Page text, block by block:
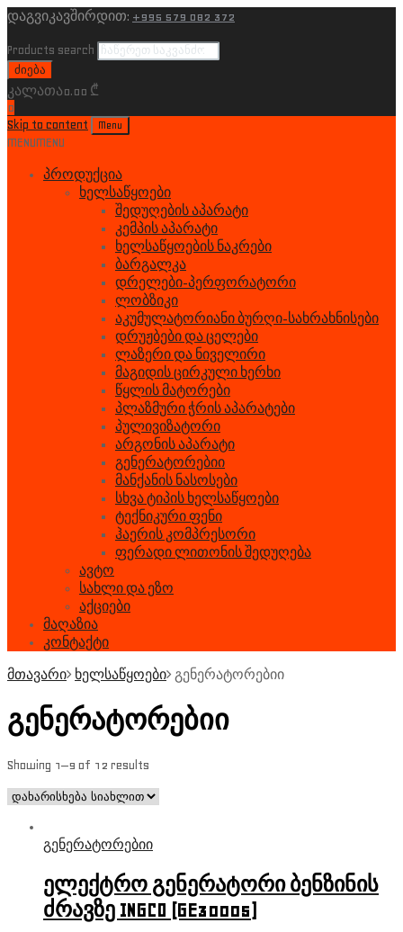
დაგვიკავშირდით: +995 579 082 372
Products search
ძიება
კალათა0.00 ₾
0
Skip to content
Menu
MENUMENU
პროდუქცია
ხელსაწყოები
შედუღების აპარატი
კემპის აპარატი
ხელსაწყოების ნაკრები
ბარგალკა
დრელები-პერფორატორი
ლობზიკი
აკუმულატორიანი ბურღი-სახრახნისები
დრუჟბები და ცელები
ლაზერი და ნიველირი
მაგიდის ცირკული ხერხი
წყლის მატორები
პლაზმური ჭრის აპარატები
პულივიზატორი
არგონის აპარატი
გენერატორებიი
მანქანის ნასოსები
სხვა ტიპის ხელსაწყოები
ტექნიკური ფენი
ჰაერის კომპრესორი
ფერადი ლითონის შედუღება
ავტო
სახლი და ეზო
აქციები
მაღაზია
კონტაქტი
მთავარი ხელსაწყოები გენერატორებიი
გენერატორებიი
Showing 1–9 of 12 results
გენერატორებიი
ელექტრო გენერატორი ბენზინის
ძრავზე INGCO (GE30005)